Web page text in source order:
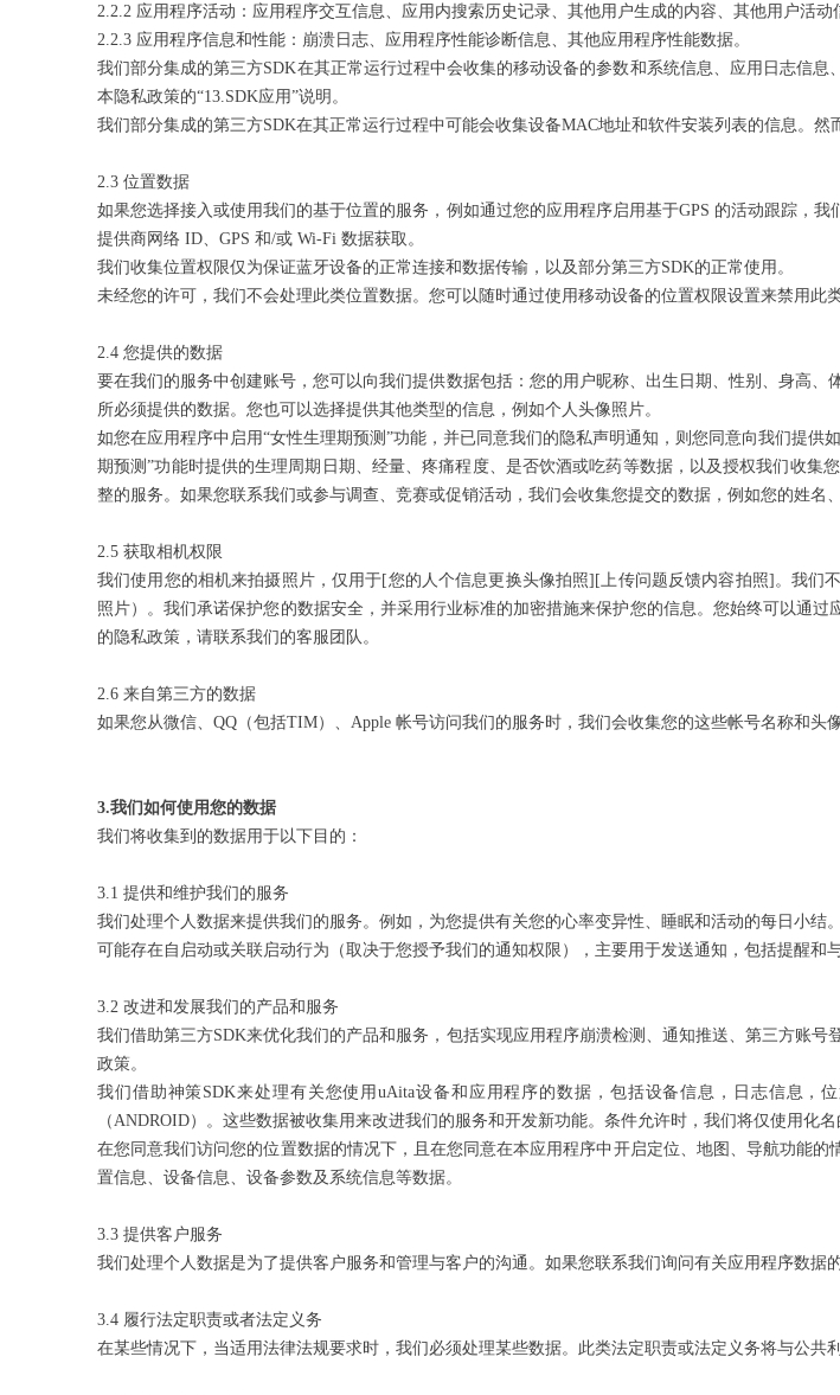
2.2.2 应用程序活动：应用程序交互信息、应用内搜索历史记录、其他用户生成的内容、其他用户活动
2.2.3 应用程序信息和性能：崩溃日志、应用程序性能诊断信息、其他应用程序性能数据。
我们部分集成的第三方SDK在其正常运行过程中会收集的移动设备的参数和系统信息、应用日志信
本隐私政策的“13.SDK应用”说明。
我们部分集成的第三方SDK在其正常运行过程中可能会收集设备MAC地址和软件安装列表的信息。然
2.3 位置数据
如果您选择接入或使用我们的基于位置的服务，例如通过您的应用程序启用基于GPS 的活动跟踪，
提供商网络 ID、GPS 和/或 Wi-Fi 数据获取。
我们收集位置权限仅为保证蓝牙设备的正常连接和数据传输，以及部分第三方SDK的正常使用。
未经您的许可，我们不会处理此类位置数据。您可以随时通过使用移动设备的位置权限设置来禁用此类
2.4 您提供的数据
要在我们的服务中创建账号，您可以向我们提供数据包括：您的用户昵称、出生日期、性别、身高
所必须提供的数据。您也可以选择提供其他类型的信息，例如个人头像照片。
如您在应用程序中启用“女性生理期预测”功能，并已同意我们的隐私声明通知，则您同意向我们提
期预测”功能时提供的生理周期日期、经量、疼痛程度、是否饮酒或吃药等数据，以及授权我们收
整的服务。如果您联系我们或参与调查、竞赛或促销活动，我们会收集您提交的数据，例如您的姓名
2.5 获取相机权限
我们使用您的相机来拍摄照片，仅用于[您的人个信息更换头像拍照][上传问题反馈内容拍照]。我
照片）。我们承诺保护您的数据安全，并采用行业标准的加密措施来保护您的信息。您始终可以通
的隐私政策，请联系我们的客服团队。
2.6 来自第三方的数据
如果您从微信、QQ（包括TIM）、Apple 帐号访问我们的服务时，我们会收集您的这些帐号名称和头像
3.我们如何使用您的数据
我们将收集到的数据用于以下目的：
3.1 提供和维护我们的服务
我们处理个人数据来提供我们的服务。例如，为您提供有关您的心率变异性、睡眠和活动的每日小结。
可能存在自启动或关联启动行为（取决于您授予我们的通知权限），主要用于发送通知，包括提醒和
3.2 改进和发展我们的产品和服务
我们借助第三方SDK来优化我们的产品和服务，包括实现应用程序崩溃检测、通知推送、第三方账
政策。
我们借助神策SDK来处理有关您使用uAita设备和应用程序的数据，包括设备信息，日志信息，
（ANDROID）。这些数据被收集用来改进我们的服务和开发新功能。条件允许时，我们将仅使用化
在您同意我们访问您的位置数据的情况下，且在您同意在本应用程序中开启定位、地图、导航功能
置信息、设备信息、设备参数及系统信息等数据。
3.3 提供客户服务
我们处理个人数据是为了提供客户服务和管理与客户的沟通。如果您联系我们询问有关应用程序数据
3.4 履行法定职责或者法定义务
在某些情况下，当适用法律法规要求时，我们必须处理某些数据。此类法定职责或法定义务将与公共